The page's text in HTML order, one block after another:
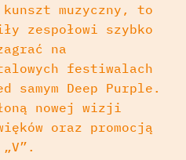
muzyczny, to
zespołowi szybko
na
festiwalach
Deep Purple.
nowej wizji
oraz promocją